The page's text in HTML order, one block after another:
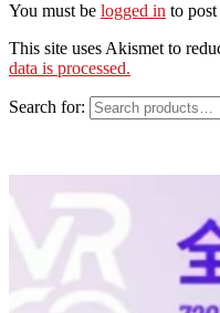
You must be logged in to
This site uses Akismet to
data is processed.
Search for: